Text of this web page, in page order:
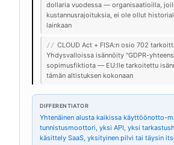
dollaria vuodessa — organisaatioilla,
kustannusrajoituksia, ei ole ollut
lainkaan
// CLOUD Act + FISA:n osio 702
Yhdysvalloissa isännöity "GDPR-
sopimusfiktiota — EU:lle tarkoitettu
tämän altistuksen kokonaan
DIFFERENTIATOR
Yhtenäinen alusta kaikissa käyttöönotto-
tunnistusmoottori, yksi API, yksi
käsittely SaaS, yksityinen pilvi tai täysin